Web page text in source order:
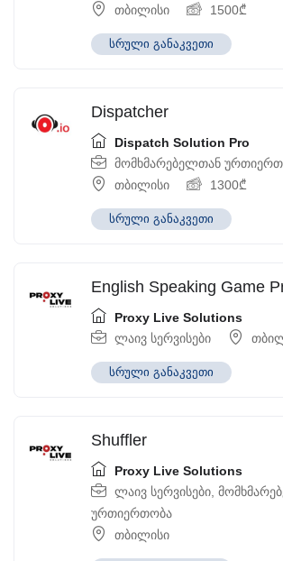
თბილისი
1500₾
სრული განაკვეთი
Dispatcher
Dispatch Solution Pro
მომხმარებელთან
თბილისი
1300₾
სრული განაკვეთი
English Speaking Game
Proxy Live Solutions
ლაივ სერვისები
სრული განაკვეთი
Shuffler
Proxy Live Solutions
ლაივ სერვისები
ურთიერთობა
თბილისი